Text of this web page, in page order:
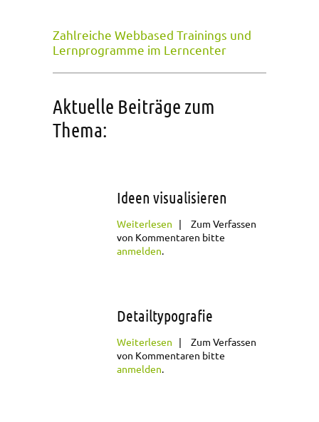
Zahlreiche Webbased Trainings und
Lernprogramme im Lerncenter
Aktuelle Beiträge zum
Thema:
Ideen visualisieren
Weiterlesen über Ideen
visualisieren
Zum Verfassen
von Kommentaren bitte
anmelden.
Detailtypografie
Weiterlesen über
Detailtypografie
Zum Verfassen
von Kommentaren bitte
anmelden.